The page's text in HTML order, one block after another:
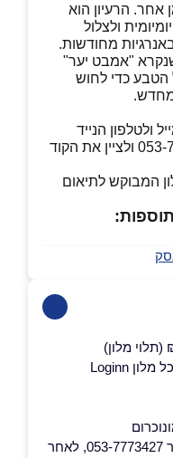
זמן אחר. הרעיון הוא
ולצלול
מחודשות.
"אמבט יער"
הטבע כדי לחוש
מחדש.
2. יש להתקשר למספר 053-7773427 ולציין את הקוד
המבוקש לתיאום
*המחיר הוא עבור חדר סטנדרט בכל מלון Loginn
*המימוש הינו טלפוני בלבד במספר 053-7773427, לאחר